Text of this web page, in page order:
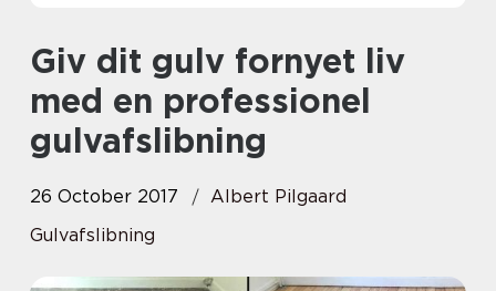
Giv dit gulv fornyet liv
med en professionel
gulvafslibning
26 October 2017
Albert Pilgaard
Gulvafslibning